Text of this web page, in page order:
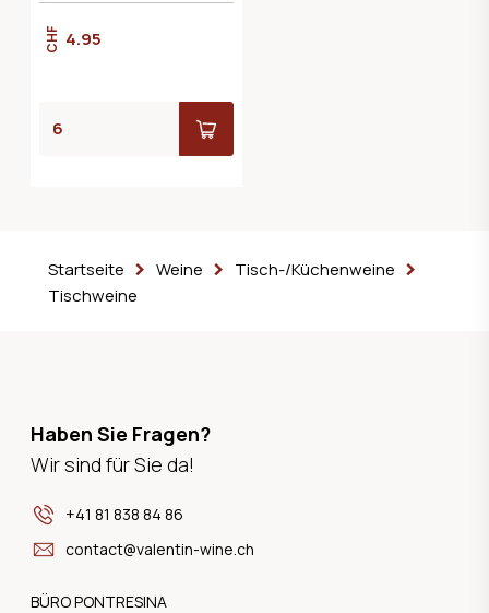
CHF 4.95
Startseite Weine
Tisch-/Küchenweine
Tischweine
Haben Sie Fragen?
Wir sind für Sie da!
+41 81 838 84 86
contact@valentin-wine.ch
BÜRO PONTRESINA